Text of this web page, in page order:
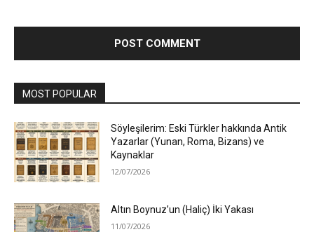
MOST POPULAR
Söyleşilerim: Eski Türkler hakkında Antik
Yazarlar (Yunan, Roma, Bizans) ve
Kaynaklar
12/07/2026
Altın Boynuz’un (Haliç) İki Yakası
11/07/2026